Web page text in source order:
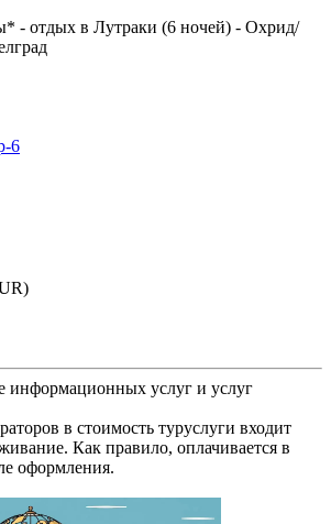
- отдых в Лутраки (6 ночей) - Охрид/
6
информационных услуг и услуг
в стоимость туруслуги входит
Как правило, оплачивается в
оформления.